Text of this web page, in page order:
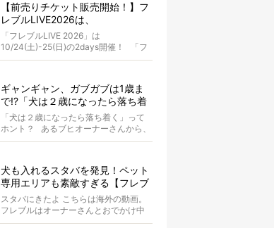
【前売りチケット販売開始！】フ
レブルLIVE2026は、
10/24(土)-25(日)開催！フレブル
だらけのキャンプ・前夜祭・バス
プランも新登場!?
「フレブルLIVE 2026」は
10/24(土)-25(日)の2days開催！ 「フ
レブルLIV...
ギャンギャン、ガブガブは1歳ま
で!?「犬は２歳になったら落ち着
く」という都市伝説は本当？
「犬は２歳になったら落ち着く」って
ホント？ あるブヒオーナーさんから、
こんな質問がありました。...
犬も入れるスタバを発見！ペット
専用エリアも素敵すぎる【フレブ
ル動画】
スタバにきたよ こちらは海外の動画。
フレブルはオーナーさんとおでかけ中
です。 少しカフェで休憩し...